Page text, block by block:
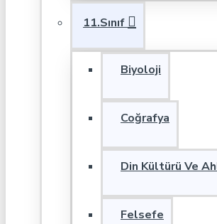
11.Sınıf
Biyoloji
Coğrafya
Din Kültürü Ve
Felsefe